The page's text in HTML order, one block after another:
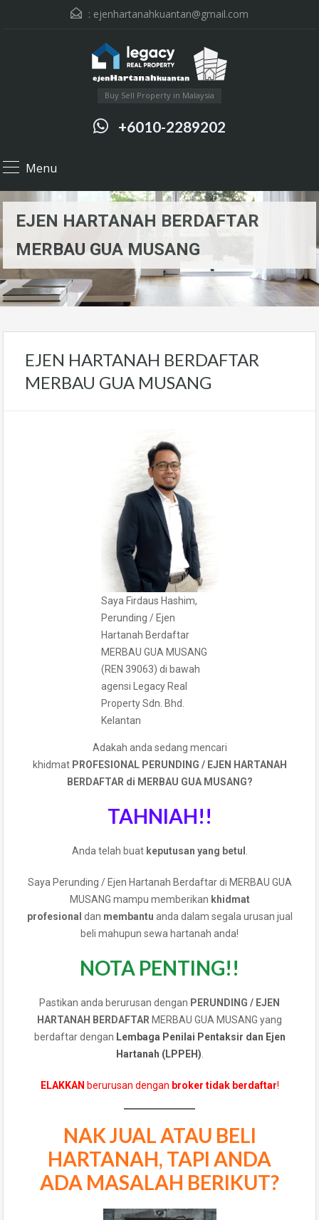
: ejenhartanahkuantan@gmail.com
Buy Sell Property in Malaysia
+6010-2289202
Menu
EJEN HARTANAH BERDAFTAR
MERBAU GUA MUSANG
EJEN HARTANAH BERDAFTAR
MERBAU GUA MUSANG
Saya Firdaus Hashim,
Perunding / Ejen
Hartanah Berdaftar
MERBAU GUA MUSANG
(REN 39063) di bawah
agensi Legacy Real
Property Sdn. Bhd.
Kelantan
Adakah anda sedang mencari
khidmat PROFESIONAL PERUNDING / EJEN HARTANAH
BERDAFTAR di MERBAU GUA MUSANG?
TAHNIAH!!
Anda telah buat keputusan yang betul
Saya Perunding / Ejen Hartanah Berdaftar di MERBAU GUA
MUSANG mampu memberikan khidmat
profesional dan membantu anda dalam segala urusan jual
beli mahupun sewa hartanah anda!
NOTA PENTING!!
Pastikan anda berurusan dengan PERUNDING / EJEN
HARTANAH BERDAFTAR MERBAU GUA MUSANG yang
berdaftar dengan Lembaga Penilai Pentaksir dan Ejen
Hartanah (LPPEH)
ELAKKAN berurusan dengan broker tidak berdaftar!
NAK JUAL ATAU BELI
HARTANAH, TAPI ANDA
ADA MASALAH BERIKUT?